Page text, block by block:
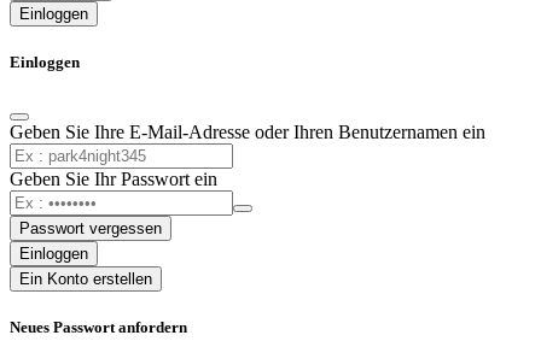
Einloggen
Einloggen
Geben Sie Ihre E-Mail-Adresse oder Ihren Benutzernamen ein
Geben Sie Ihr Passwort ein
Passwort vergessen
Einloggen
Ein Konto erstellen
Neues Passwort anfordern